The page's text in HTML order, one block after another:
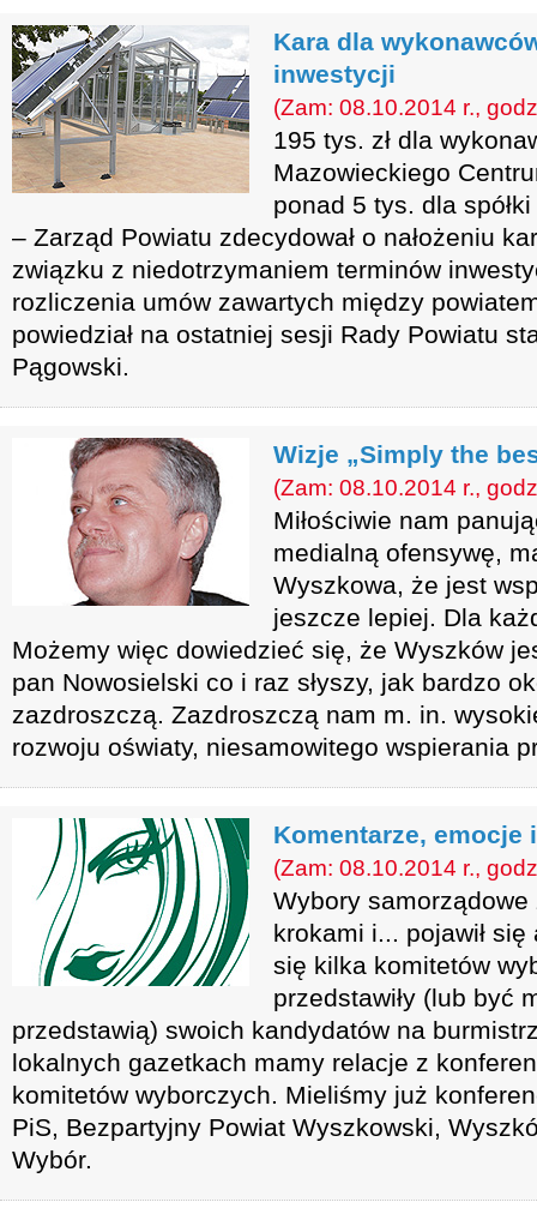
Kara dla
inwestycji
(Zam: 08.10.2014 r.,
195 tys. zł dla
Mazowieckiego
ponad 5 tys. dla
– Zarząd Powiatu zdecydował o nałożeniu
związku z niedotrzymaniem terminów
rozliczenia umów zawartych między
powiedział na ostatniej sesji Rady Powiatu
Pągowski.
Wizje „Simply the
(Zam: 08.10.2014 r.,
Miłościwie nam
medialną ofensywę,
Wyszkowa, że jest
jeszcze lepiej. Dla
Możemy więc dowiedzieć się, że Wyszków
pan Nowosielski co i raz słyszy, jak bardzo
zazdroszczą. Zazdroszczą nam m. in.
rozwoju oświaty, niesamowitego wspierania
Komentarze,
(Zam: 08.10.2014 r.,
Wybory
krokami i... pojawił
się kilka komitetów
przedstawiły (lub być
przedstawią) swoich kandydatów na
lokalnych gazetkach mamy relacje z
komitetów wyborczych. Mieliśmy już
PiS, Bezpartyjny Powiat Wyszkowski,
Wybór.